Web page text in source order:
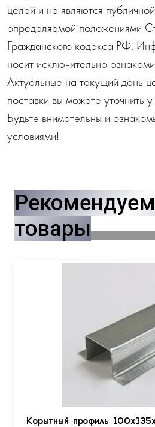
целей и не являются
определяемой положениями
Гражданского кодекса РФ.
носит исключительно
Актуальные на текущий день
поставки вы можете уточнить
Будьте внимательны и
условиями!
товары
Корытный профиль